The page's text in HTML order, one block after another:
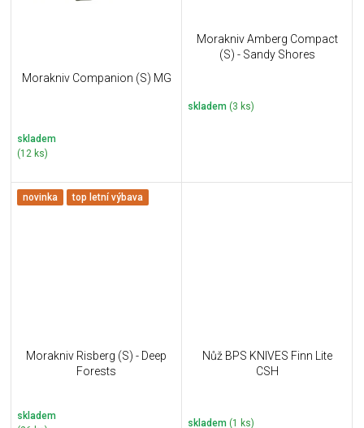
Morakniv Companion (S) MG
skladem
(12 ks)
Morakniv Amberg Compact
(S) - Sandy Shores
skladem (3 ks)
novinka top letní výbava
Morakniv Risberg (S) - Deep
Forests
skladem
Nůž BPS KNIVES Finn Lite
CSH
skladem (1 ks)